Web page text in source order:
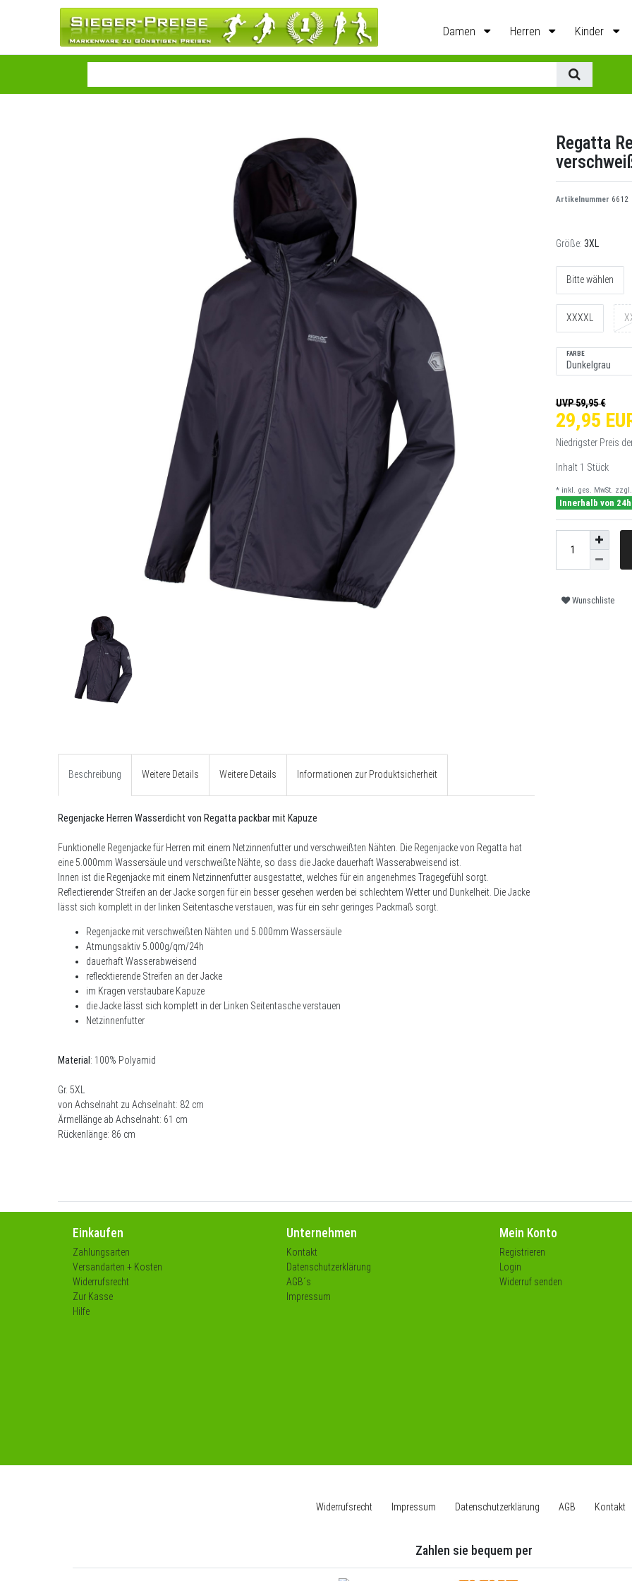
Damen Herren Kinder
Regatta
Artikelnummer 6612
Größe: 3XL
Bitte wählen
XXXXL
FARBE
UVP 59,95 €
29,95
Niedrigster Preis
Inhalt 1 Stück
* inkl. ges. MwSt. zzgl.
Innerhalb von
Wunschliste
Beschreibung Weitere Details Weitere Details Informationen zur Produktsicherheit
Regenjacke Herren Wasserdicht von Regatta packbar mit Kapuze
Funktionelle Regenjacke für Herren mit einem Netzinnenfutter und verschweißten Nähten. Die Regenjacke von Regatta hat
eine 5.000mm Wassersäule und verschweißte Nähte, so dass die Jacke dauerhaft Wasserabweisend ist.
Innen ist die Regenjacke mit einem Netzinnenfutter ausgestattet, welches für ein angenehmes Tragegefühl sorgt.
Reflectierender Streifen an der Jacke sorgen für ein besser gesehen werden bei schlechtem Wetter und Dunkelheit. Die Jacke
lässt sich komplett in der linken Seitentasche verstauen, was für ein sehr geringes Packmaß sorgt.
Regenjacke mit verschweißten Nähten und 5.000mm Wassersäule
Atmungsaktiv 5.000g/qm/24h
dauerhaft Wasserabweisend
reflecktierende Streifen an der Jacke
im Kragen verstaubare Kapuze
die Jacke lässt sich komplett in der Linken Seitentasche verstauen
Netzinnenfutter
Material : 100% Polyamid
Gr. 5XL
von Achselnaht zu Achselnaht: 82 cm
Ärmellänge ab Achselnaht: 61 cm
Rückenlänge: 86 cm
Einkaufen
Zahlungsarten
Versandarten + Kosten
Widerrufsrecht
Zur Kasse
Hilfe
Unternehmen
Kontakt
Datenschutzerklärung
AGB´s
Impressum
Mein Konto
Registrieren
Login
Widerruf senden
Widerrufs­recht Impressum Daten­schutz­erklärung AGB Kontakt
Zahlen sie bequem per